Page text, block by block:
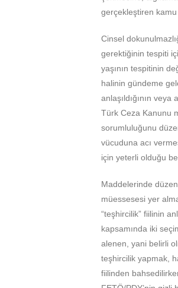
gerçekleştiren kamu
Cinsel
gerektiğinin tespiti
yaşının tespitinin
halinin gündeme
anlaşıldığının
Türk Ceza Kanunu
sorumluluğunu
vücuduna acı
için yeterli olduğu
Maddelerinde
müessesesi yer
“teşhircilik” fiilinin
kapsamında iki
alenen, yani belirli
teşhircilik yapmak,
fiilinden